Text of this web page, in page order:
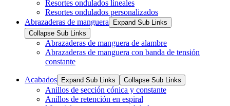
Resortes ondulados lineales
Resortes ondulados personalizados
Abrazaderas de manguera
Expand Sub Links
Collapse Sub Links
Abrazaderas de manguera de alambre
Abrazaderas de manguera con banda de tensión
constante
Acabados Expand Sub Links Collapse Sub Links
Anillos de sección cónica y constante
Anillos de retención en espiral